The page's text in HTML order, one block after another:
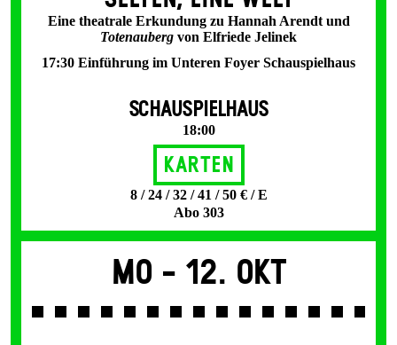
Eine theatrale Erkundung zu Hannah Arendt und
Totenauberg von Elfriede Jelinek
17:30 Einführung im Unteren Foyer Schauspielhaus
SCHAUSPIELHAUS
18:00
Karten
8 / 24 / 32 / 41 / 50 € / E
Abo 303
Mo - 12. Okt